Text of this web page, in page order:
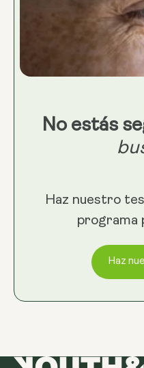
No estás
Haz nuestro
programa
Haz